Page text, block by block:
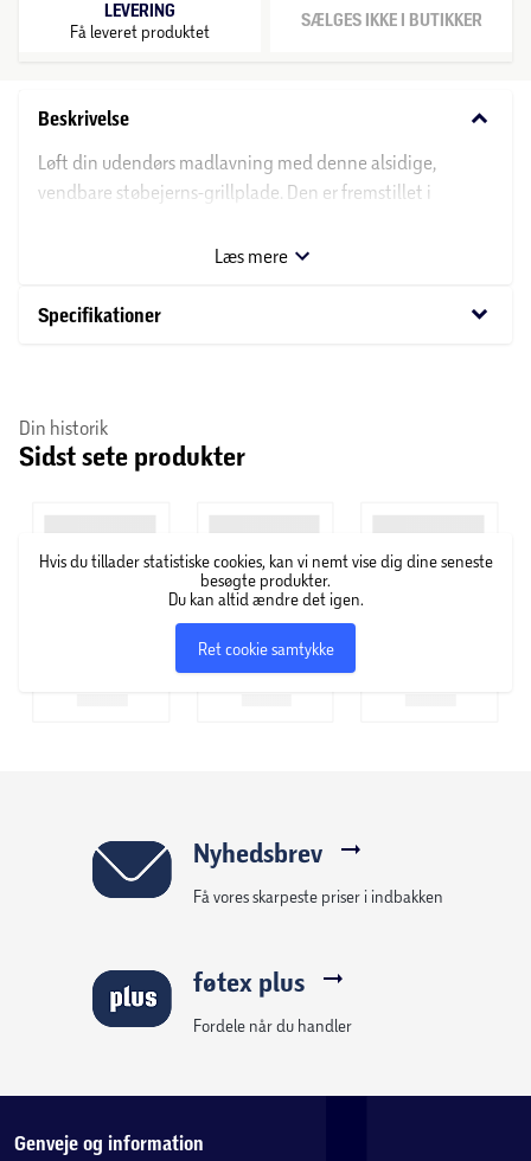
LEVERING
Få leveret produktet SÆLGES IKKE I BUTIKKER
Beskrivelse keyboard_arrow_down
Løft din udendørs madlavning med denne alsidige,
vendbare støbejerns-grillplade. Den er fremstillet i
gør rengøringen nem. Den riflede side giver de
grøntsager, mens den glatte side er ideel til æg, bacon
Læs mere
Specifikationer keyboard_arrow_down
Din historik
Sidst sete produkter
Hvis du tillader statistiske cookies, kan vi nemt vise dig dine seneste
besøgte produkter.
Du kan altid ændre det igen.
Ret cookie samtykke
Nyhedsbrev
Få vores skarpeste priser i indbakken
føtex plus
Fordele når du handler
Genveje og information